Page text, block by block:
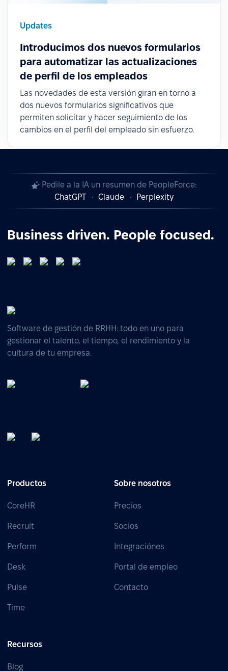
Updates
Introducimos dos nuevos formularios
para automatizar las actualizaciones
de perfil de los empleados
Las novedades de esta versión giran en torno a
dos nuevos formularios significativos que
permiten solicitar y hacer seguimiento de los
cambios en el perfil del empleado sin esfuerzo.
Pedile a la IA un resumen de PeopleForce:
ChatGPT
Claude Perplexity
Business driven. People focused.
Software de gestión de RRHH: todo en uno para
gestionar el talento, el tiempo, el rendimiento y la
cultura de tu empresa.
Productos
CoreHR
Recruit
Perform
Desk
Pulse
Time
Sobre nosotros
Precios
Socios
Integraciónes
Portal de empleo
Contacto
Recursos
Blog